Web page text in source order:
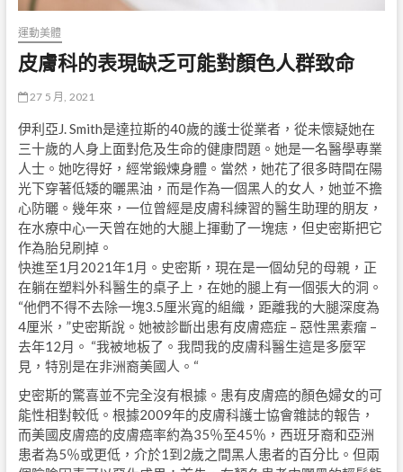
運動美體
皮膚科的表現缺乏可能對顏色人群致命
27 5 月, 2021
伊利亞J. Smith是達拉斯的40歲的護士從業者，從未懷疑她在
三十歲的人身上面對危及生命的健康問題。她是一名醫學專業
人士。她吃得好，經常鍛煉身體。當然，她花了很多時間在陽
光下穿著低矮的曬黑油，而是作為一個黑人的女人，她並不擔
心防曬。幾年來，一位曾經是皮膚科練習的醫生助理的朋友，
在水療中心一天曾在她的大腿上揮動了一塊痣，但史密斯把它
作為胎兒刷掉。
快進至1月2021年1月。史密斯，現在是一個幼兒的母親，正
在躺在塑料外科醫生的桌子上，在她的腿上有一個張大的洞。
“他們不得不去除一塊3.5厘米寬的組織，距離我的大腿深度為
4厘米，”史密斯說。她被診斷出患有皮膚癌症 – 惡性黑素瘤 –
去年12月。 “我被地板了。我問我的皮膚科醫生這是多麼罕
見，特別是在非洲裔美國人。“
史密斯的驚喜並不完全沒有根據。患有皮膚癌的顏色婦女的可
能性相對較低。根據2009年的皮膚科護士協會雜誌的報告，
而美國皮膚癌的皮膚癌率約為35％至45％，西班牙裔和亞洲
患者為5％或更低，介於1到2歲之間黑人患者的百分比。但兩